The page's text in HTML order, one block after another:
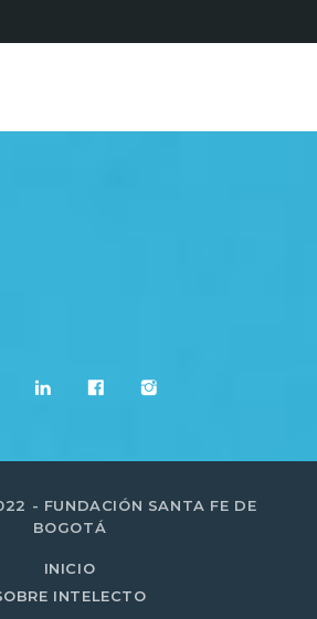
- FUNDACIÓN SANTA FE DE
BOGOTÁ
INICIO
INTELECTO